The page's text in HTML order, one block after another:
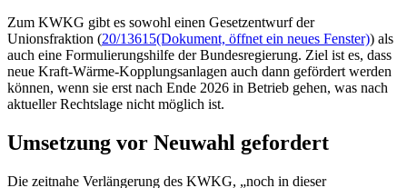
Zum KWKG gibt es sowohl einen Gesetzentwurf der
Unionsfraktion (20/13615(Dokument, öffnet ein neues Fenster)) als
auch eine Formulierungshilfe der Bundesregierung. Ziel ist es, dass
neue Kraft-Wärme-Kopplungsanlagen auch dann gefördert werden
können, wenn sie erst nach Ende 2026 in Betrieb gehen, was nach
aktueller Rechtslage nicht möglich ist.
Umsetzung vor Neuwahl gefordert
Die zeitnahe Verlängerung des KWKG, „noch in dieser